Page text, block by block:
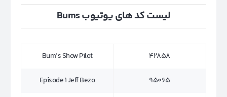
لیست کد های یوتیوب Bums
42858
Bum’s Show Pilot
95065
Episode 1 Jeff Bezo